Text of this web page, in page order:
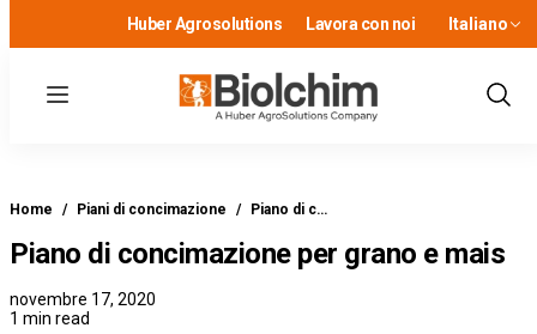
Huber Agrosolutions Lavora con noi Italiano
Menu
Show
Home / Piani di concimazione / Piano di c…
Piano di concimazione per grano e mais
novembre 17, 2020
1 min read